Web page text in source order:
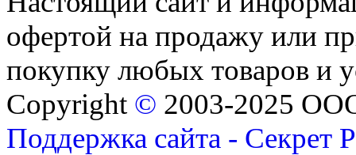
офертой на продажу или
покупку любых товаров и
Copyright © 2003-2025
Поддержка сайта - Секрет